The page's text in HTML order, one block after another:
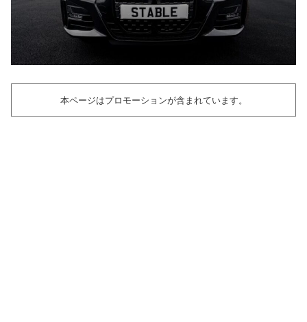
本ページはプロモーションが含まれています。